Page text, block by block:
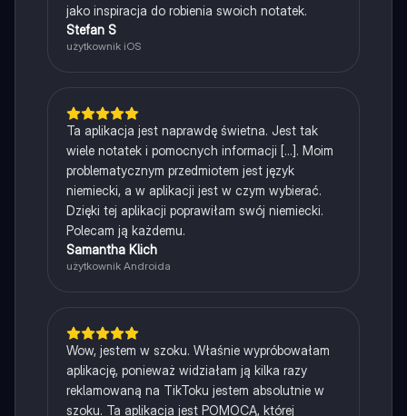
jako inspiracja do robienia swoich notatek.
Stefan S
użytkownik iOS
Ta aplikacja jest naprawdę świetna. Jest tak
wiele notatek i pomocnych informacji [...]. Moim
problematycznym przedmiotem jest język
niemiecki, a w aplikacji jest w czym wybierać.
Dzięki tej aplikacji poprawiłam swój niemiecki.
Polecam ją każdemu.
Samantha Klich
użytkownik Androida
Wow, jestem w szoku. Właśnie wypróbowałam
aplikację, ponieważ widziałam ją kilka razy
reklamowaną na TikToku jestem absolutnie w
szoku. Ta aplikacja jest POMOCĄ, której